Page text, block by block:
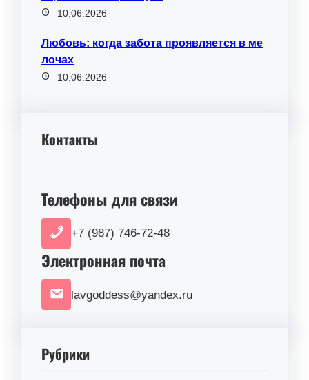
10.06.2026
Любовь: когда забота проявляется в ме
лочах
10.06.2026
Контакты
Телефоны для связи
+7 (987) 746-72-48
Электронная почта
lavgoddess@yandex.ru
Рубрики